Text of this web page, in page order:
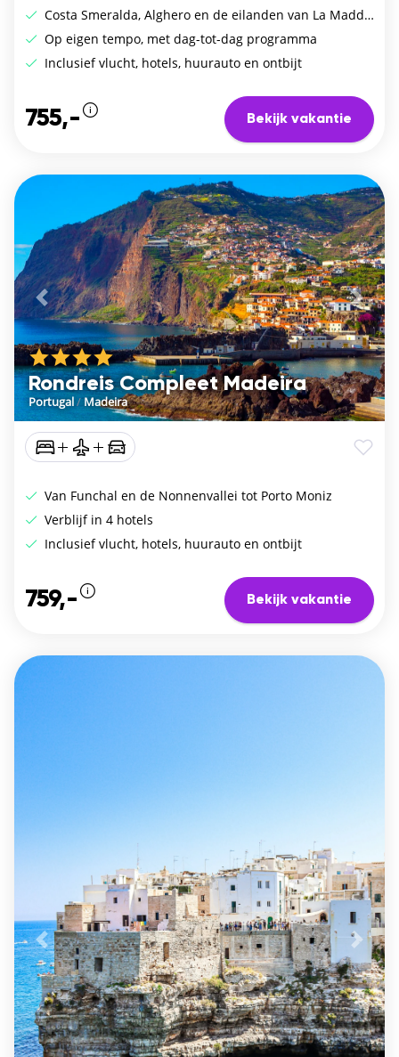
Costa Smeralda, Alghero en de eilanden van La Maddalena
Op eigen tempo, met dag-tot-dag programma
Inclusief vlucht, hotels, huurauto en ontbijt
755,- Bekijk vakantie
Rondreis Compleet Madeira
Portugal/Madeira
Vorige De
Van Funchal en de Nonnenvallei tot Porto Moniz
Verblijf in 4 hotels
Inclusief vlucht, hotels, huurauto en ontbijt
759,- Bekijk vakantie
Vorige De